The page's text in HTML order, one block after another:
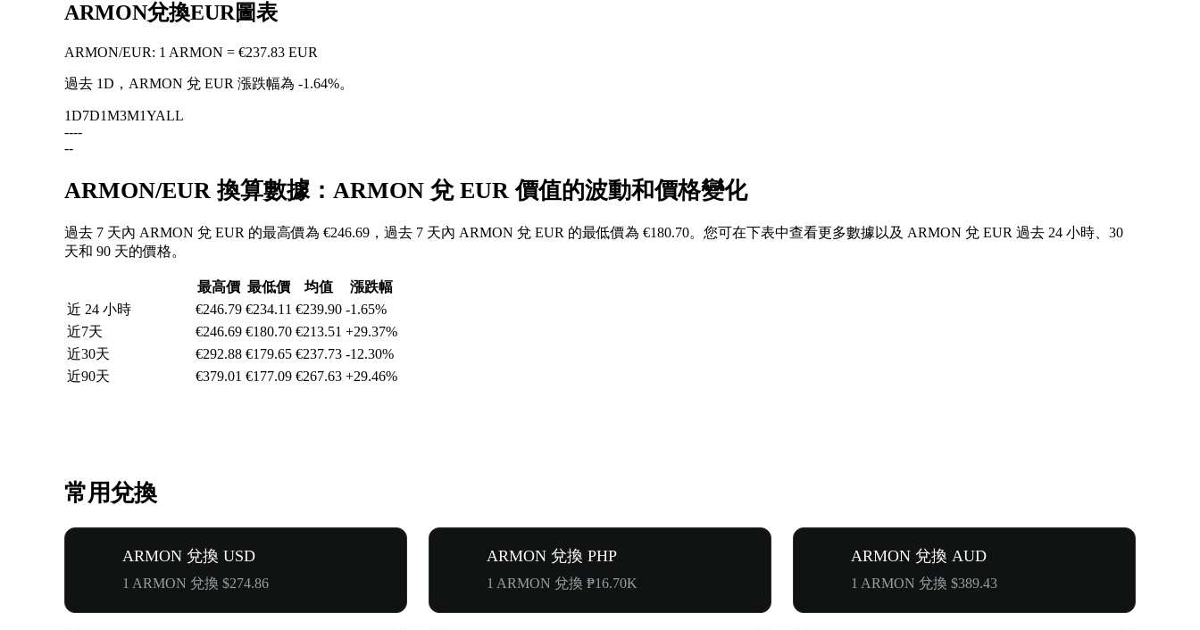
ARMON兌換EUR圖表
ARMON/EUR: 1 ARMON = €237.83 EUR
過去 1D，ARMON 兌 EUR 漲跌幅為 -1.64%。
1D7D1M3M1YALL
----
--
ARMON/EUR 換算數據：ARMON 兌 EUR 價值的波動和價格變化
過去 7 天內 ARMON 兌 EUR 的最高價為 €246.69，過去 7 天內 ARMON 兌 EUR 的最低價為 €180.70。您可在下表中查看更多數據以及 ARMON 兌 EUR 過去 24 小時、30
天和 90 天的價格。
最高價 最低價 均值
漲跌幅
近 24 小時
€246.79 €234.11 €239.90 -1.65%
近7天
€246.69 €180.70 €213.51 +29.37%
近30天
€292.88 €179.65 €237.73 -12.30%
近90天
€379.01 €177.09 €267.63 +29.46%
常用兌換
ARMON 兌換 USD
1 ARMON 兌換 $274.86
ARMON 兌換 PHP
1 ARMON 兌換 ₱16.70K
ARMON 兌換 AUD
1 ARMON 兌換 $389.43